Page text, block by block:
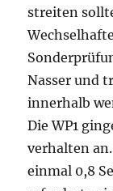
streiten
Nasser und
innerhalb
Die WP1
verhalten
einmal 0,8